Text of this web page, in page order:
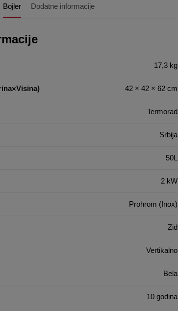
Bojler Dodatne informacije
17,3 kg
42 × 42 × 62 cm
Termorad
Srbija
50L
2 kW
Prohrom (Inox)
Zid
Vertikalno
Bela
10 godina